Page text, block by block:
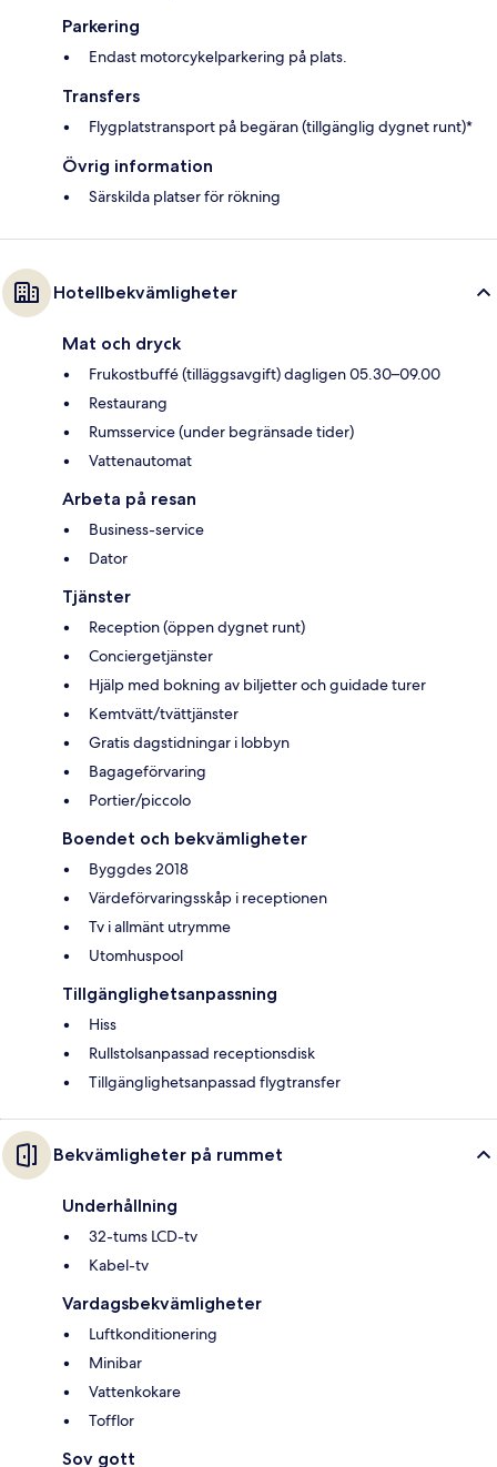
Parkering
Endast motorcykelparkering på plats.
Transfers
Flygplatstransport på begäran (tillgänglig dygnet runt)*
Övrig information
Särskilda platser för rökning
Hotellbekvämligheter
Mat och dryck
Frukostbuffé (tilläggsavgift) dagligen 05.30–09.00
Restaurang
Rumsservice (under begränsade tider)
Vattenautomat
Arbeta på resan
Business-service
Dator
Tjänster
Reception (öppen dygnet runt)
Conciergetjänster
Hjälp med bokning av biljetter och guidade turer
Kemtvätt/tvättjänster
Gratis dagstidningar i lobbyn
Bagageförvaring
Portier/piccolo
Boendet och bekvämligheter
Byggdes 2018
Värdeförvaringsskåp i receptionen
Tv i allmänt utrymme
Utomhuspool
Tillgänglighetsanpassning
Hiss
Rullstolsanpassad receptionsdisk
Tillgänglighetsanpassad flygtransfer
Bekvämligheter på rummet
Underhållning
32-tums LCD-tv
Kabel-tv
Vardagsbekvämligheter
Luftkonditionering
Minibar
Vattenkokare
Tofflor
Sov gott